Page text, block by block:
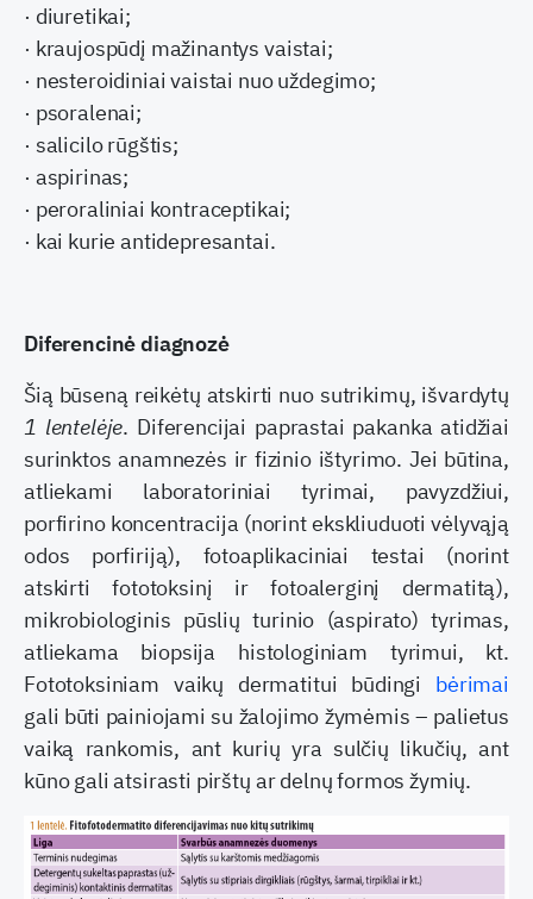
· diuretikai;
· kraujospūdį mažinantys vaistai;
· nesteroidiniai vaistai nuo uždegimo;
· psoralenai;
· salicilo rūgštis;
· aspirinas;
· peroraliniai kontraceptikai;
· kai kurie antidepresantai.
Diferencinė diagnozė
Šią būseną reikėtų atskirti nuo sutrikimų, iš­vardytų
1 lentelėje. Diferencijai paprastai pakanka atidžiai
surinktos anamnezės ir fizinio ištyrimo. Jei būtina,
atliekami laboratoriniai tyrimai, pavyzdžiui,
porfirino koncentracija (norint ekskliuduoti vėlyvąją
odos porfiriją), fotoaplikaciniai testai (norint
atskirti fototoksinį ir fotoalerginį dermatitą),
mikrobiologi­nis pūslių turinio (aspirato) tyrimas,
atliekama biop­sija histologiniam tyrimui, kt.
Fototoksiniam vaikų dermatitui būdingi bėrimai
gali būti painiojami su žalojimo žymėmis – palietus
vaiką rankomis, ant kurių yra sulčių likučių, ant
kūno gali atsirasti pirš­tų ar delnų formos žymių.